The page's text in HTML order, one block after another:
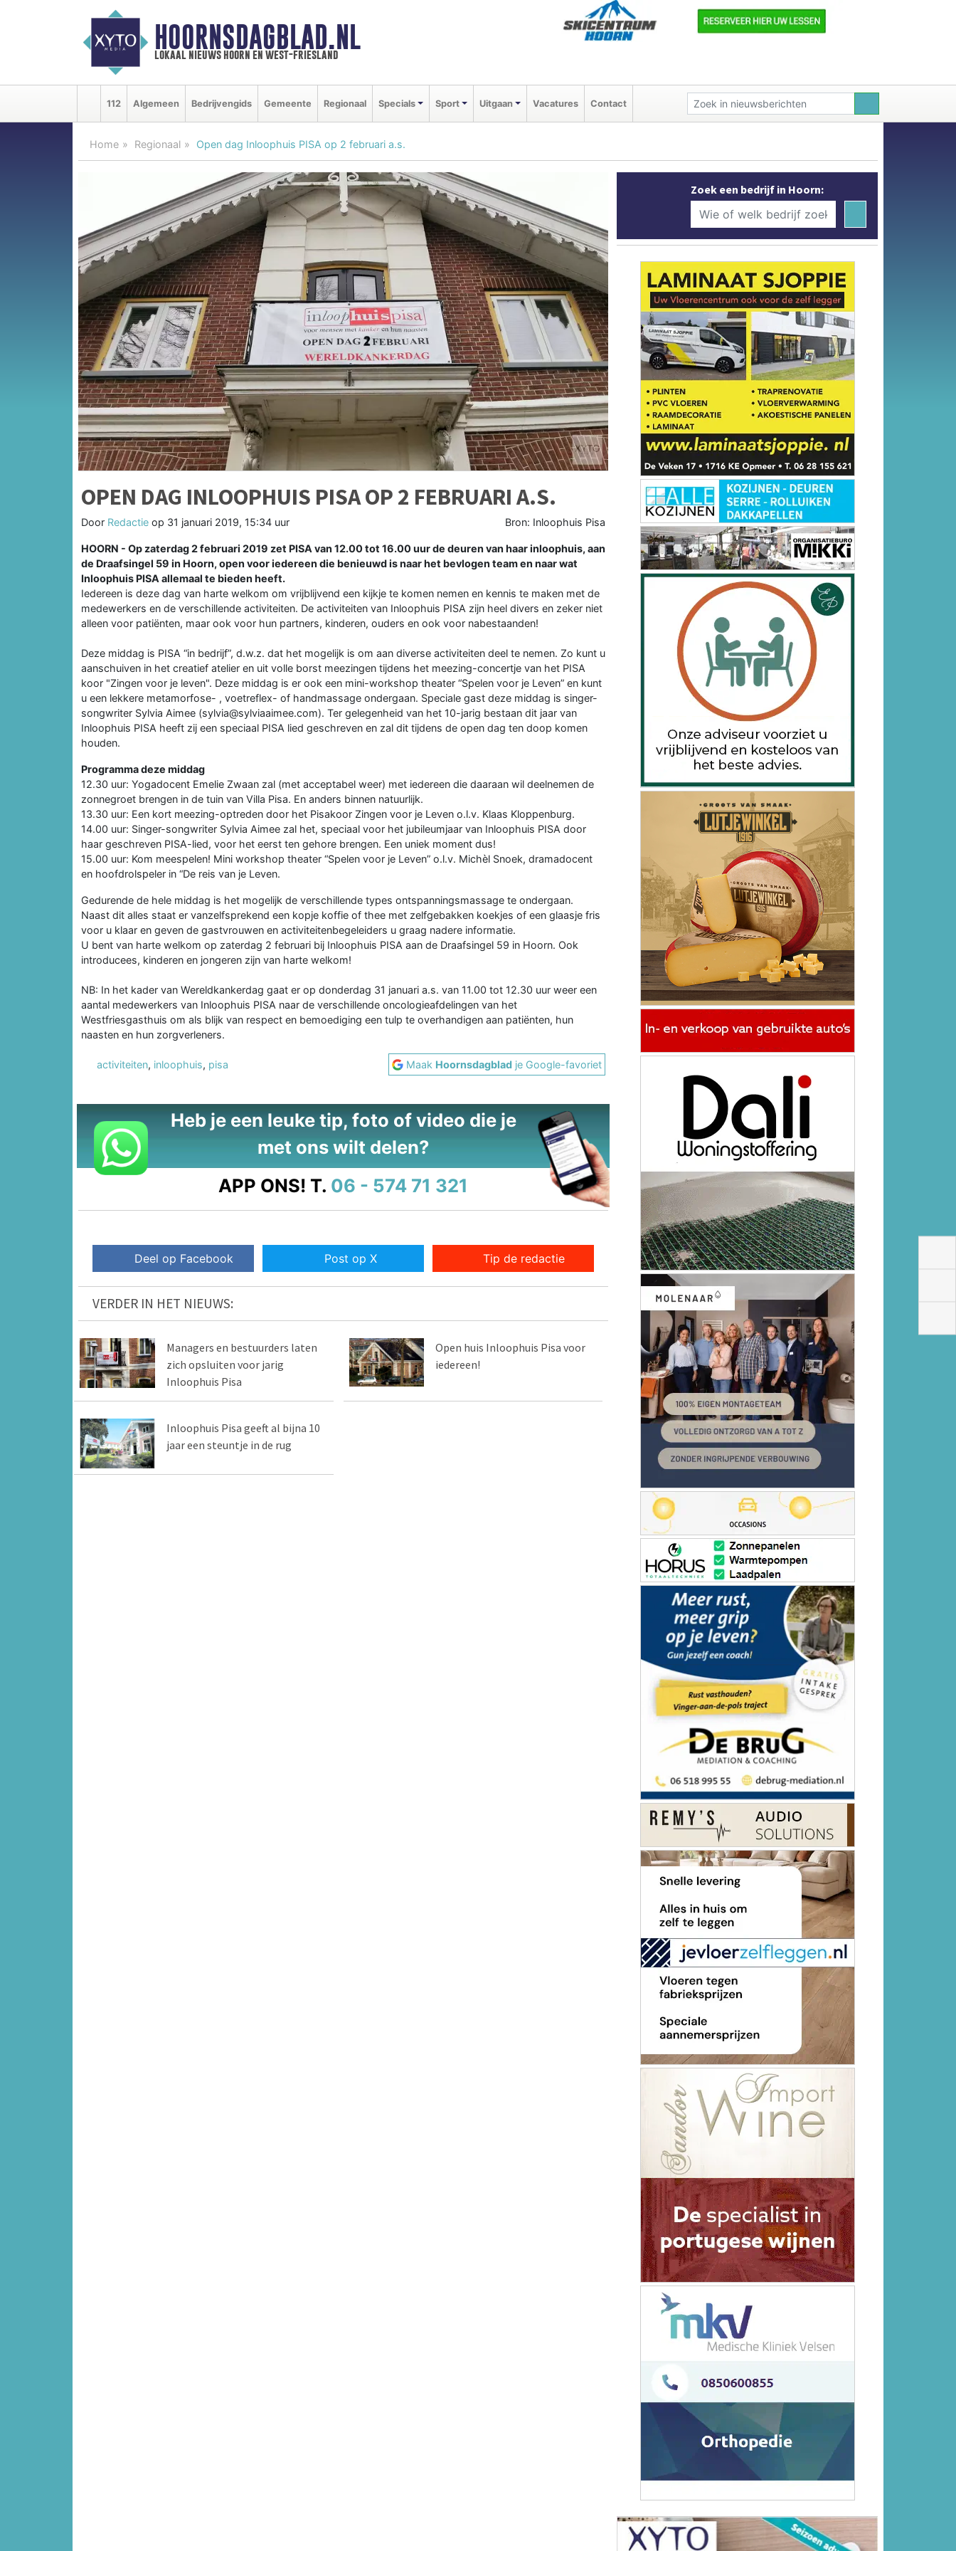
HOORNSDAGBLAD.NL
lokaal nieuws hoorn en west-friesland
112 Algemeen Bedrijvengids Gemeente Regionaal Specials Sport Uitgaan Vacatures Contact
Home Regionaal Open dag Inloophuis PISA op 2 februari a.s.
OPEN DAG INLOOPHUIS PISA OP 2 FEBRUARI A.S.
Door Redactie op 31 januari 2019, 15:34 uur Bron: Inloophuis Pisa
HOORN - Op zaterdag 2 februari 2019 zet PISA van 12.00 tot 16.00 uur de deuren van haar inloophuis, aan
de Draafsingel 59 in Hoorn, open voor iedereen die benieuwd is naar het bevlogen team en naar wat
Inloophuis PISA allemaal te bieden heeft.
Iedereen is deze dag van harte welkom om vrijblijvend een kijkje te komen nemen en kennis te maken met de
medewerkers en de verschillende activiteiten. De activiteiten van Inloophuis PISA zijn heel divers en zeker niet
alleen voor patiënten, maar ook voor hun partners, kinderen, ouders en ook voor nabestaanden!
Deze middag is PISA “in bedrijf”, d.w.z. dat het mogelijk is om aan diverse activiteiten deel te nemen. Zo kunt u
aanschuiven in het creatief atelier en uit volle borst meezingen tijdens het meezing-concertje van het PISA
koor "Zingen voor je leven". Deze middag is er ook een mini-workshop theater “Spelen voor je Leven” en kunt
u een lekkere metamorfose- , voetreflex- of handmassage ondergaan. Speciale gast deze middag is singer-
songwriter Sylvia Aimee (sylvia@sylviaaimee.com). Ter gelegenheid van het 10-jarig bestaan dit jaar van
Inloophuis PISA heeft zij een speciaal PISA lied geschreven en zal dit tijdens de open dag ten doop komen
houden.
Programma deze middag
12.30 uur: Yogadocent Emelie Zwaan zal (met acceptabel weer) met iedereen die daaraan wil deelnemen de
zonnegroet brengen in de tuin van Villa Pisa. En anders binnen natuurlijk.
13.30 uur: Een kort meezing-optreden door het Pisakoor Zingen voor je Leven o.l.v. Klaas Kloppenburg.
14.00 uur: Singer-songwriter Sylvia Aimee zal het, speciaal voor het jubileumjaar van Inloophuis PISA door
haar geschreven PISA-lied, voor het eerst ten gehore brengen. Een uniek moment dus!
15.00 uur: Kom meespelen! Mini workshop theater “Spelen voor je Leven” o.l.v. Michèl Snoek, dramadocent
en hoofdrolspeler in “De reis van je Leven.
Gedurende de hele middag is het mogelijk de verschillende types ontspanningsmassage te ondergaan.
Naast dit alles staat er vanzelfsprekend een kopje koffie of thee met zelfgebakken koekjes of een glaasje fris
voor u klaar en geven de gastvrouwen en activiteitenbegeleiders u graag nadere informatie.
U bent van harte welkom op zaterdag 2 februari bij Inloophuis PISA aan de Draafsingel 59 in Hoorn. Ook
introducees, kinderen en jongeren zijn van harte welkom!
NB: In het kader van Wereldkankerdag gaat er op donderdag 31 januari a.s. van 11.00 tot 12.30 uur weer een
aantal medewerkers van Inloophuis PISA naar de verschillende oncologieafdelingen van het
Westfriesgasthuis om als blijk van respect en bemoediging een tulp te overhandigen aan patiënten, hun
naasten en hun zorgverleners.
activiteiten, inloophuis, pisa Maak Hoornsdagblad je Google-favoriet
Heb je een leuke tip, foto of video die je
met ons wilt delen?
APP ONS! T. 06 - 574 71 321
Deel op Facebook Post op X Tip de redactie
VERDER IN HET NIEUWS:
Managers en bestuurders laten
zich opsluiten voor jarig
Inloophuis Pisa
Open huis Inloophuis Pisa voor
iedereen!
Inloophuis Pisa geeft al bijna 10
jaar een steuntje in de rug
Zoek een bedrijf in Hoorn: